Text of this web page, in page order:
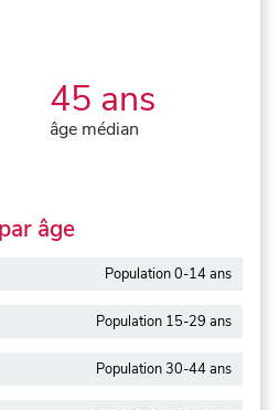
45 ans
âge médian
âge
Population 0-14 ans
Population 15-29 ans
Population 30-44 ans